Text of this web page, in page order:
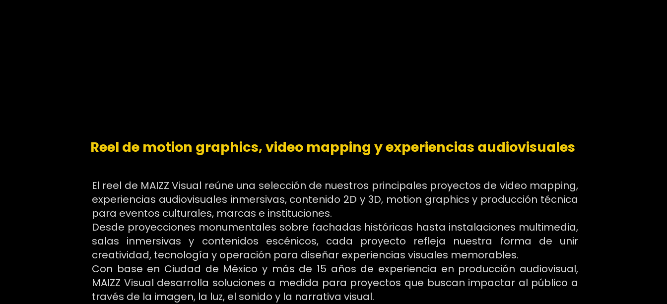
Reel de motion graphics, video mapping y experiencias audiovisuales
El reel de MAIZZ Visual reúne una selección de nuestros principales proyectos de video mapping,
experiencias audiovisuales inmersivas, contenido 2D y 3D, motion graphics y producción técnica
para eventos culturales, marcas e instituciones.
Desde proyecciones monumentales sobre fachadas históricas hasta instalaciones multimedia,
salas inmersivas y contenidos escénicos, cada proyecto refleja nuestra forma de unir
creatividad, tecnología y operación para diseñar experiencias visuales memorables.
Con base en Ciudad de México y más de 15 años de experiencia en producción audiovisual,
MAIZZ Visual desarrolla soluciones a medida para proyectos que buscan impactar al público a
través de la imagen, la luz, el sonido y la narrativa visual.